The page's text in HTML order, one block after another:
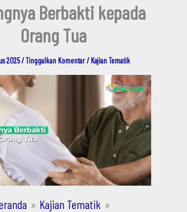
Berbakti kepada
Orang Tua
2025/Tinggalkan Komentar / Kajian Tematik
Kajian Tematik